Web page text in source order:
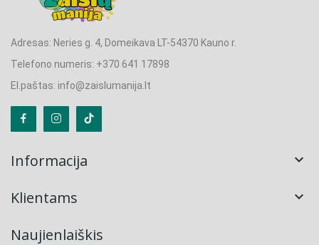
Adresas: Neries g. 4, Domeikava LT-54370 Kauno r.
Telefono numeris: +370 641 17898
El.paštas: info@zaislumanija.lt
Informacija 
Klientams 
Naujienlaiškis